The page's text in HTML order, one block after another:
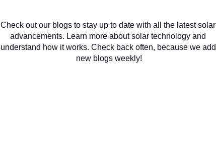
Check out our blogs to stay up to date with all the latest solar
advancements. Learn more about solar technology and
understand how it works. Check back often, because we add
new blogs weekly!